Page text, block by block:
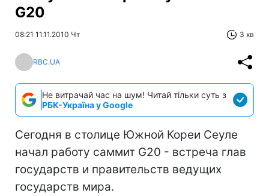
G20
08:21 11.11.2010 Чт 3 хв
RBC.UA
Не витрачай час на шум! Читай тільки суть з
РБК-Україна у Google
Сегодня в столице Южной Кореи Сеуле
начал работу саммит G20 - встреча глав
государств и правительств ведущих
государств мира.